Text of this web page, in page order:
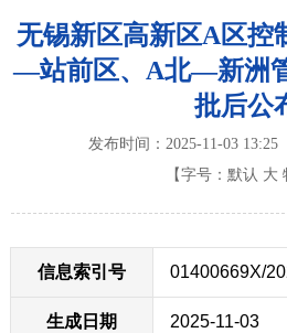
无锡新区高新区A区控
—站前区、A北—新洲
批后公
发布时间：2025-11-03 13:25
【字号： 默认 大
信息索引号 01400669X/
生成日期 2025-11-03